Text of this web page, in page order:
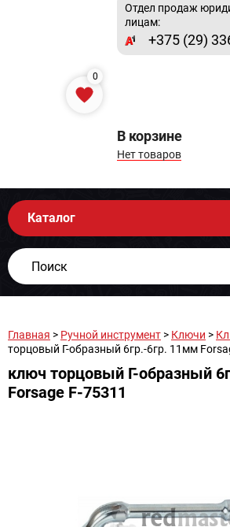
Отдел продаж
лицам:
+375 (29)
0
В корзине
Нет товаров
Каталог
Главная > Ручной инструмент > Ключи >
торцовый Г-образный 6гр.-6гр. 11мм
ключ торцовый Г-образный
Forsage F-75311